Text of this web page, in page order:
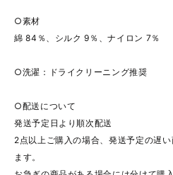
○素材
綿 84％、シルク 9％、ナイロン 7％
○洗濯：ドライクリーニング推奨
○配送について
発送予定日より順次配送
2点以上ご購入の場合、発送予定の遅
ます。